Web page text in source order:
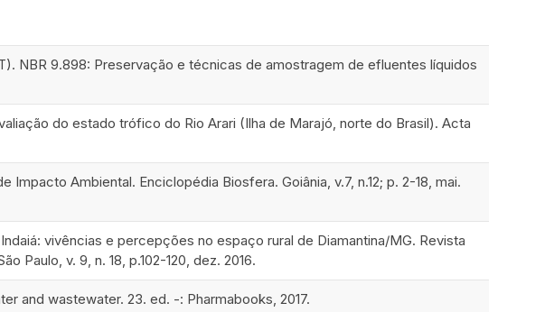
NBR 9.898: Preservação e técnicas de amostragem de efluentes líquidos
do estado trófico do Rio Arari (Ilha de Marajó, norte do Brasil). Acta
Ambiental. Enciclopédia Biosfera. Goiânia, v.7, n.12; p. 2-18, mai.
vivências e percepções no espaço rural de Diamantina/MG. Revista
Paulo, v. 9, n. 18, p.102-120, dez. 2016.
and wastewater. 23. ed. -: Pharmabooks, 2017.